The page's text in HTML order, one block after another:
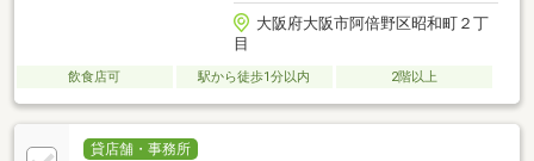
大阪府大阪市阿倍野区昭和町２丁
目
飲食店可 駅から徒歩1分以内 2階以上
貸店舗・事務所